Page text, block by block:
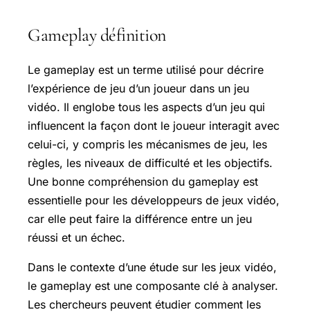
Gameplay définition
Le gameplay est un terme utilisé pour décrire
l’expérience de jeu d’un joueur dans un jeu
vidéo. Il englobe tous les aspects d’un jeu qui
influencent la façon dont le joueur interagit avec
celui-ci, y compris les mécanismes de jeu, les
règles, les niveaux de difficulté et les objectifs.
Une bonne compréhension du gameplay est
essentielle pour les développeurs de jeux vidéo,
car elle peut faire la différence entre un jeu
réussi et un échec.
Dans le contexte d’une étude sur les jeux vidéo,
le gameplay est une composante clé à analyser.
Les chercheurs peuvent étudier comment les